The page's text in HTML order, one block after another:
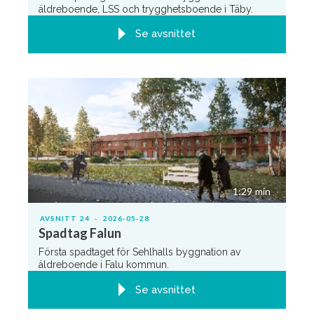
äldreboende, LSS och trygghetsboende i Täby.
Se avsnittet
1:29 min
AVSNITT 24 - 2026-05-28
Spadtag Falun
Första spadtaget för Sehlhalls byggnation av
äldreboende i Falu kommun.
Se avsnittet